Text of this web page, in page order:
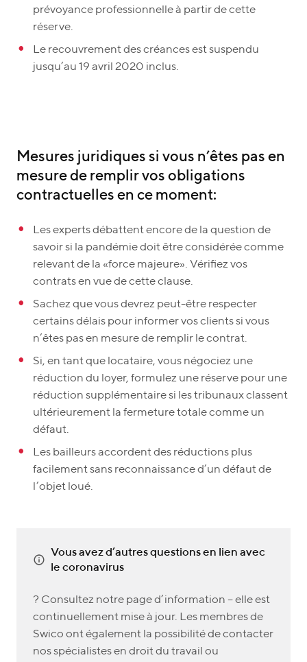
prévoyance professionnelle à partir de cette
réserve.
Le recouvrement des créances est suspendu
jusqu’au 19 avril 2020 inclus.
Mesures juridiques si vous n’êtes pas en
mesure de remplir vos obligations
contractuelles en ce moment:
Les experts débattent encore de la question de
savoir si la pandémie doit être considérée comme
relevant de la «force majeure». Vérifiez vos
contrats en vue de cette clause.
Sachez que vous devrez peut-être respecter
certains délais pour informer vos clients si vous
n’êtes pas en mesure de remplir le contrat.
Si, en tant que locataire, vous négociez une
réduction du loyer, formulez une réserve pour une
réduction supplémentaire si les tribunaux classent
ultérieurement la fermeture totale comme un
défaut.
Les bailleurs accordent des réductions plus
facilement sans reconnaissance d’un défaut de
l’objet loué.
Vous avez d’autres questions en lien avec
le coronavirus
? Consultez notre page d’information – elle est
continuellement mise à jour. Les membres de
Swico ont également la possibilité de contacter
nos spécialistes en droit du travail ou